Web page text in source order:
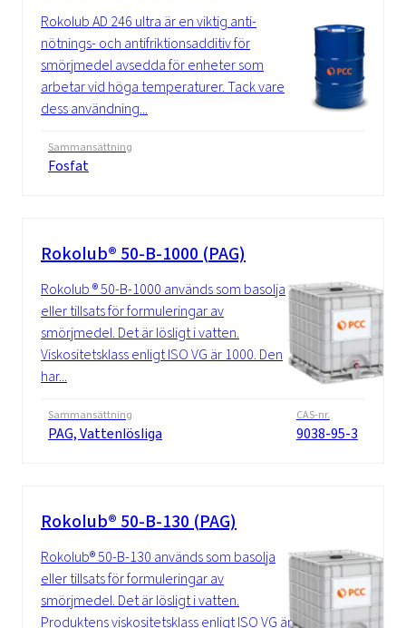
Rokolub AD 246 ultra är en viktig anti-
nötnings- och antifriktionsadditiv för
smörjmedel avsedda för enheter som
arbetar vid höga temperaturer. Tack vare
dess användning...
Sammansättning
Fosfat
Rokolub® 50-B-1000 (PAG)
Rokolub ® 50-B-1000 används som basolja
eller tillsats för formuleringar av
smörjmedel. Det är lösligt i vatten.
Viskositetsklass enligt ISO VG är 1000. Den
har...
Sammansättning
PAG, Vattenlösliga
CAS-nr.
9038-95-3
Rokolub® 50-B-130 (PAG)
Rokolub® 50-B-130 används som basolja
eller tillsats för formuleringar av
smörjmedel. Det är lösligt i vatten.
Produktens viskositetsklass enligt ISO VG är